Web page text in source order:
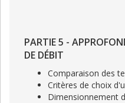
PARTIE 5 -
DE DÉBIT
Comparaison des
Critères de choix
Dimensionnement